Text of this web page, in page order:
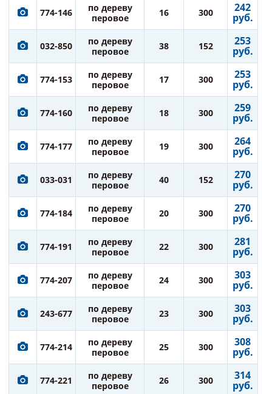
774-146
по дереву
перовое
16 300 242
руб.
032-850
по дереву
перовое
38 152 253
руб.
774-153
по дереву
перовое
17 300 253
руб.
774-160
по дереву
перовое
18 300 259
руб.
774-177
по дереву
перовое
19 300 264
руб.
033-031
по дереву
перовое
40 152 270
руб.
774-184
по дереву
перовое
20 300 270
руб.
774-191
по дереву
перовое
22 300 281
руб.
774-207
по дереву
перовое
24 300 303
руб.
243-677
по дереву
перовое
23 300 303
руб.
774-214
по дереву
перовое
25 300 308
руб.
774-221
по дереву
перовое
26 300 314
руб.